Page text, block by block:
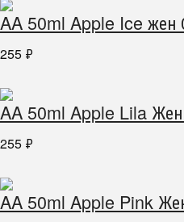
AA 50ml Apple Ice жен
255 ₽
AA 50ml Apple Lila
255 ₽
AA 50ml Apple Pink